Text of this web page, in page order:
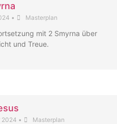
• Masterplan
mit 2 Smyrna über
und Treue.
2024 • Masterplan